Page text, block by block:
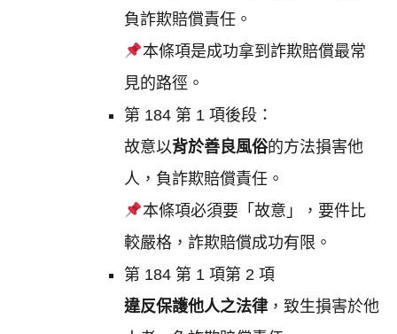
負詐欺賠償責任。
本條項是成功拿到詐欺賠償最常
見的路徑。
第 184 第 1 項後段：
故意以背於善良風俗的方法損害他
人，負詐欺賠償責任。
本條項必須要「故意」，要件比
較嚴格，詐欺賠償成功有限。
第 184 第 1 項第 2 項
違反保護他人之法律 ，致生損害於他